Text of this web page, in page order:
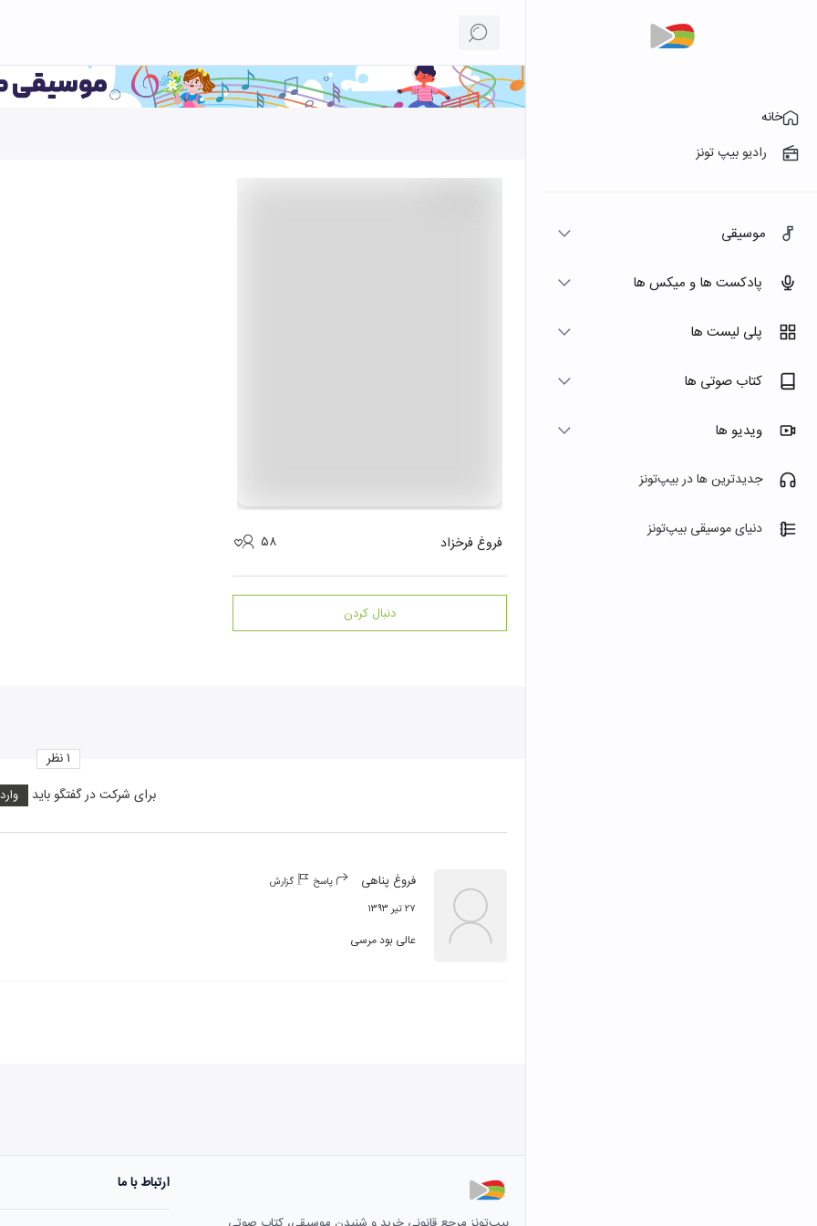
خانه
رادیو بیپ تونز
موسیقی
پادکست ها و میکس ها
پلی لیست ها
کتاب صوتی ها
ویدیو ها
جدیدترین ها در بیپ‌تونز
دنیای موسیقی بیپ‌تونز
فروغ فرخزاد ۵۸
دنبال کردن
برای شرکت در گفتگو باید
۱نظر
فروغ پناهی پاسخ گزارش
۲۷ تیر ۱۳۹۳
عالی بود مرسی
ارتباط با ما